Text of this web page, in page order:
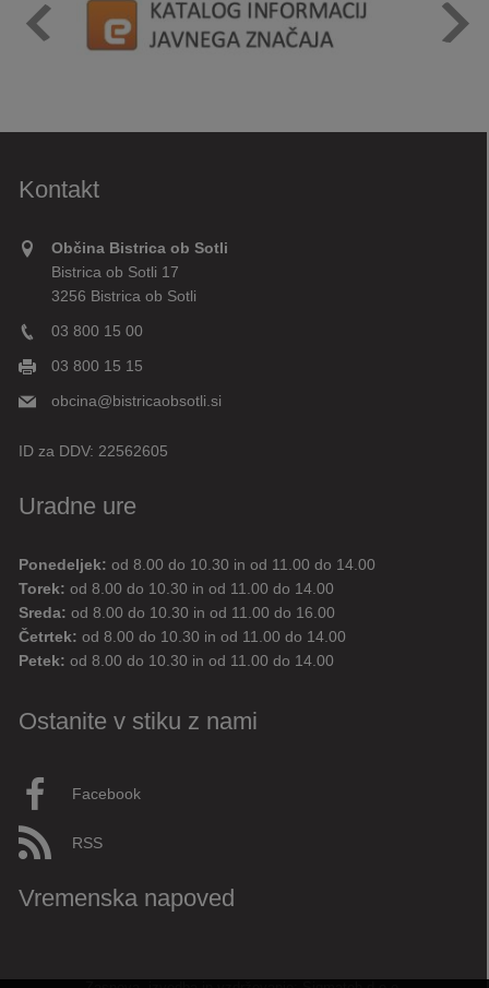
Kontakt
Občina Bistrica ob Sotli
Bistrica ob Sotli 17
3256 Bistrica ob Sotli
03 800 15 00
03 800 15 15
obcina@bistricaobsotli.si
ID za DDV: 22562605
Uradne ure
Ponedeljek: od 8.00 do 10.30 in od 11.00 do 14.00
Torek: od 8.00 do 10.30 in od 11.00 do 14.00
Sreda: od 8.00 do 10.30 in od 11.00 do 16.00
Četrtek: od 8.00 do 10.30 in od 11.00 do 14.00
Petek: od 8.00 do 10.30 in od 11.00 do 14.00
Ostanite v stiku z nami
Facebook
RSS
Vremenska napoved
Digitalni pomočnik
Aktualne novice Aktualne cestne zapore
Dovolilnice za parkiranje
Živjo! 👋 Napiši vprašanje ali klikni na eno od hitrih